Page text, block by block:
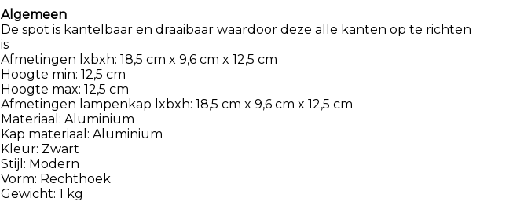
Algemeen
De spot is kantelbaar en draaibaar waardoor deze alle kanten op te richten
is
Afmetingen lxbxh: 18,5 cm x 9,6 cm x 12,5 cm
Hoogte min: 12,5 cm
Hoogte max: 12,5 cm
Afmetingen lampenkap lxbxh: 18,5 cm x 9,6 cm x 12,5 cm
Materiaal: Aluminium
Kap materiaal: Aluminium
Kleur: Zwart
Stijl: Modern
Vorm: Rechthoek
Gewicht: 1 kg